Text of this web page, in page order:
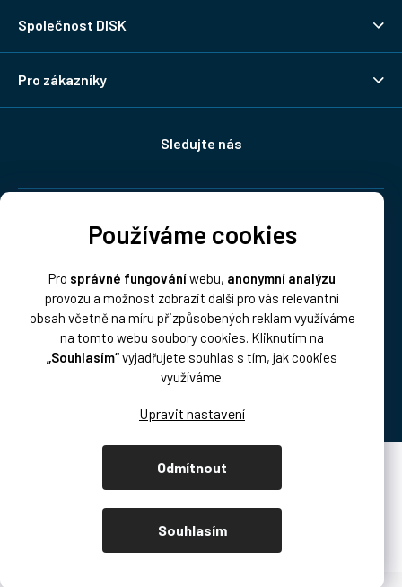
Používáme cookies
Pro správné fungováníwebu, anonymní analýzu
provozu a možnost zobrazit další pro vás relevantní
obsah včetně na míru přizpůsobených reklam využíváme
na tomto webu soubory cookies. Kliknutím na
„Souhlasím“vyjadřujete souhlas s tím, jak cookies
využíváme.
Odmítnout
Souhlasím
Společnost DISK
Pro zákazníky
Sledujte nás
Platba:
Vytvořil Shoptet Premium
Copyright 2026 . Všechna práva vyhrazena.
Upravit nastavení cookies